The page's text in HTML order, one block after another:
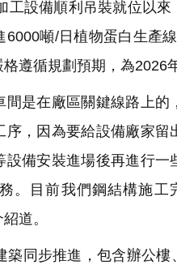
設備順利吊裝就位以
6000噸/日植物蛋白生產
遵循規劃預期，為2026
是在廠區關鍵線路上的
序，因為要給設備廠家
設備安裝進場後再進行
。目前我們鋼結構施
道。
同步推進，包含辦公